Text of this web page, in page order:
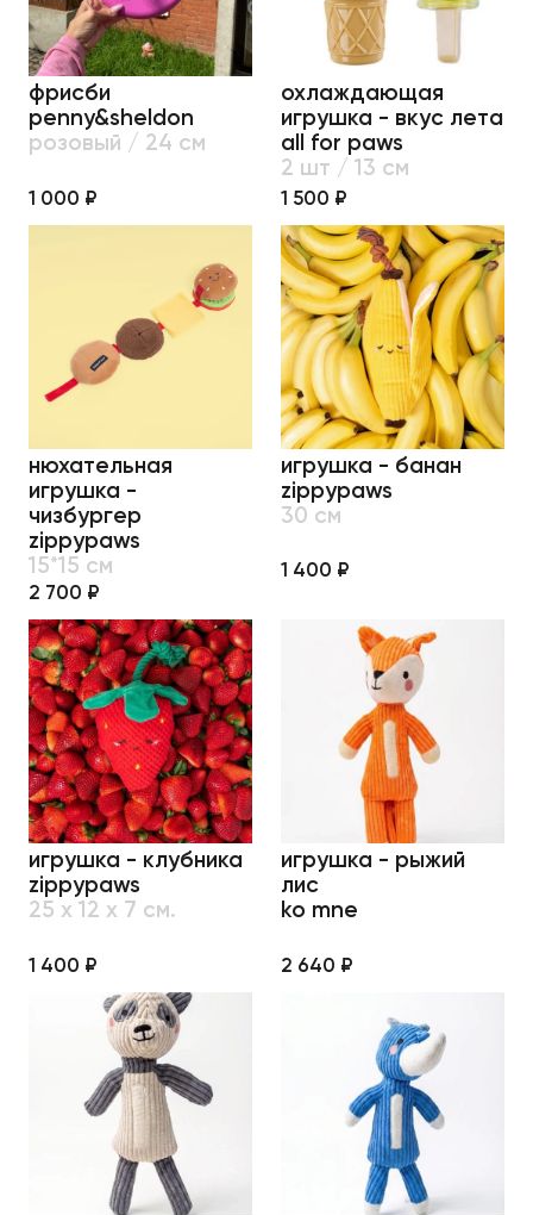
фрисби
penny&sheldon
розовый / 24 см
1 000 ₽
охлаждающая
игрушка - вкус лета
all for paws
2 шт / 13 см
1 500 ₽
нюхательная
игрушка -
чизбургер
zippypaws
15*15 см
2 700 ₽
игрушка - банан
zippypaws
30 см
1 400 ₽
игрушка - клубника
zippypaws
25 х 12 х 7 см.
1 400 ₽
игрушка - рыжий
лис
ko mne
2 640 ₽